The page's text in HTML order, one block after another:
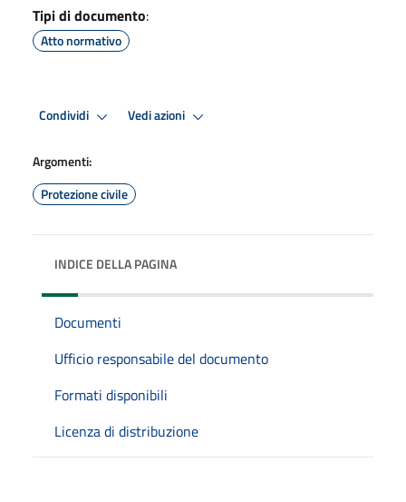
Tipi di documento:
Atto normativo
Condividi Vedi azioni
Argomenti:
Protezione civile
INDICE DELLA PAGINA
Documenti
Ufficio responsabile del documento
Formati disponibili
Licenza di distribuzione